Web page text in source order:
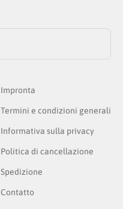
Impronta
Termini e condizioni generali
Informativa sulla privacy
Politica di cancellazione
Spedizione
Contatto